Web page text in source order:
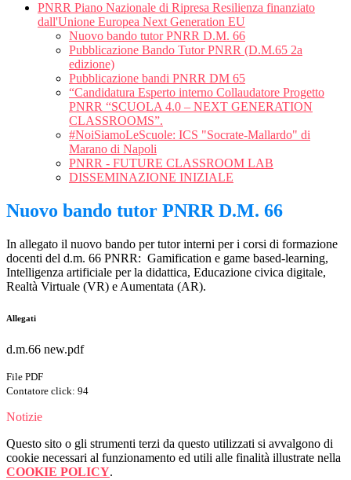
PNRR Piano Nazionale di Ripresa Resilienza finanziato
dall'Unione Europea Next Generation EU
Nuovo bando tutor PNRR D.M. 66
Pubblicazione Bando Tutor PNRR (D.M.65 2a
edizione)
Pubblicazione bandi PNRR DM 65
“Candidatura Esperto interno Collaudatore Progetto
PNRR “SCUOLA 4.0 – NEXT GENERATION
CLASSROOMS”.
#NoiSiamoLeScuole: ICS "Socrate-Mallardo" di
Marano di Napoli
PNRR - FUTURE CLASSROOM LAB
DISSEMINAZIONE INIZIALE
Nuovo bando tutor PNRR D.M. 66
In allegato il nuovo bando per tutor interni per i corsi di formazione
docenti del d.m. 66 PNRR: Gamification e game based-learning,
Intelligenza artificiale per la didattica, Educazione civica digitale,
Realtà Virtuale (VR) e Aumentata (AR).
Allegati
d.m.66 new.pdf
File PDF
Contatore click: 94
Notizie
Questo sito o gli strumenti terzi da questo utilizzati si avvalgono di
cookie necessari al funzionamento ed utili alle finalità illustrate nella
COOKIE POLICY.